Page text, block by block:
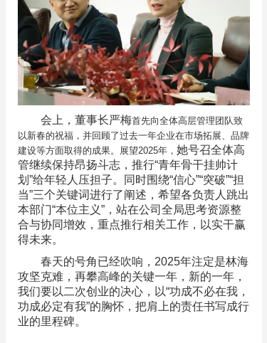
会上，董事长严梅首先向全体高层管理团队致
以新春的祝福，并回顾了过去一年企业在市场拓展、品牌
建设等方面取得的成果。展望2025年， 她号召全体高
管继续保持昂扬斗志，推行“青年骨干挂帅计
划”给年轻人压担子。同时围绕“信心”“突破”“担
当”三个关键词进行了阐述，希望各负责人跳出
本部门“本位主义”，站在公司全局思考资源整
合与协同增效，重点推行相关工作，以实干赢
得未来。
春天的号角已经吹响，2025年注定是林海
攻坚克难，再攀高峰的关键一年，新的一年，
我们要以二次创业的决心，以“功成不必在我，
功成必定有我”的胸怀，把肩上的责任书写成行
业的里程碑。